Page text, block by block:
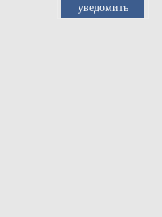
уведомить